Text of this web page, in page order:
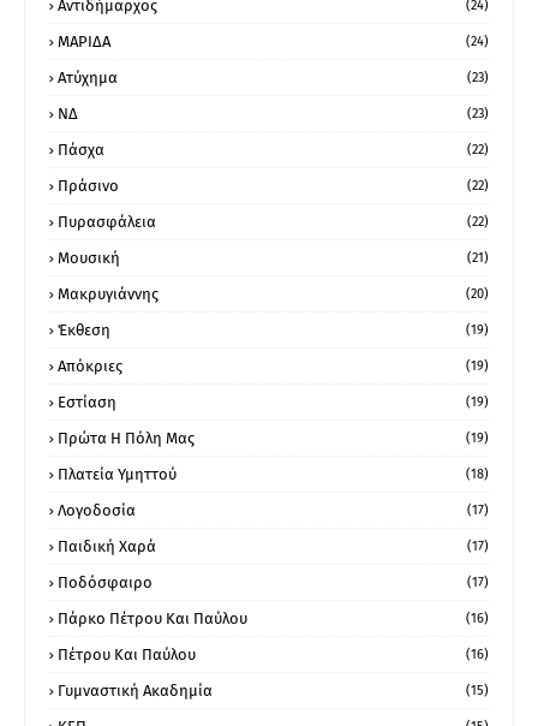
Αντιδήμαρχος (24)
ΜΑΡΙΔΑ (24)
Ατύχημα (23)
ΝΔ (23)
Πάσχα (22)
Πράσινο (22)
Πυρασφάλεια (22)
Μουσική (21)
Μακρυγιάννης (20)
Έκθεση (19)
Απόκριες (19)
Εστίαση (19)
Πρώτα Η Πόλη Μας (19)
Πλατεία Υμηττού (18)
Λογοδοσία (17)
Παιδική Χαρά (17)
Ποδόσφαιρο (17)
Πάρκο Πέτρου Και Παύλου (16)
Πέτρου Και Παύλου (16)
Γυμναστική Ακαδημία (15)